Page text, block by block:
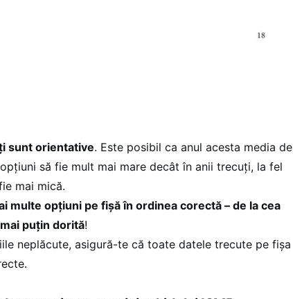
sunt orientative. Este posibil ca anul acesta media de
să fie mult mai mare decât în anii trecuţi, la fel
mai mică.
multe opțiuni pe fișă în ordinea corectă – de la cea
puțin dorită!
neplăcute, asigură-te că toate datele trecute pe fișa